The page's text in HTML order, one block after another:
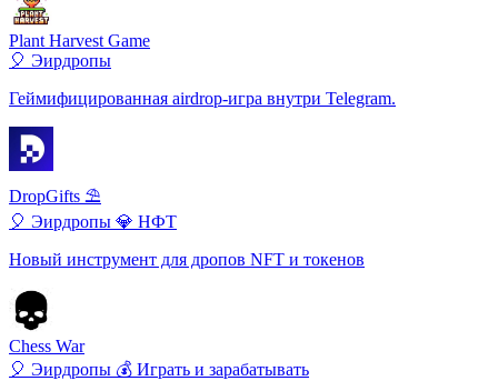
Plant Harvest Game
🎈 Эирдропы
Геймифицированная airdrop-игра внутри Telegram.
DropGifts ⛱
🎈 Эирдропы 💎 НФТ
Новый инструмент для дропов NFT и токенов
Chess War
🎈 Эирдропы 💰 Играть и зарабатывать